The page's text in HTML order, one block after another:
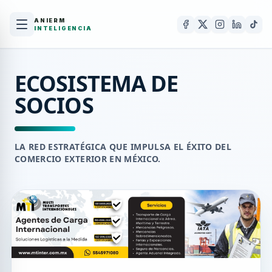
ANIERM
INTELIGENCIA
ECOSISTEMA DE
SOCIOS
LA RED ESTRATÉGICA QUE IMPULSA EL ÉXITO DEL
COMERCIO EXTERIOR EN MÉXICO.